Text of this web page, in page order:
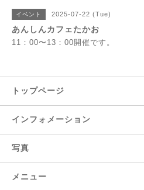
イベント 2025-07-22 (Tue)
あんしんカフェたかお
11：00〜13：00開催です。
トップページ
インフォメーション
写真
メニュー